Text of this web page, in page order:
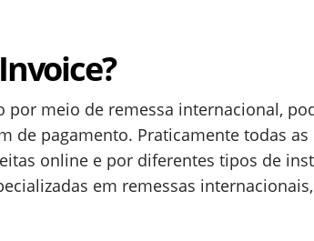
por meio de remessa internacional,
de pagamento. Praticamente todas as
online e por diferentes tipos de
em remessas